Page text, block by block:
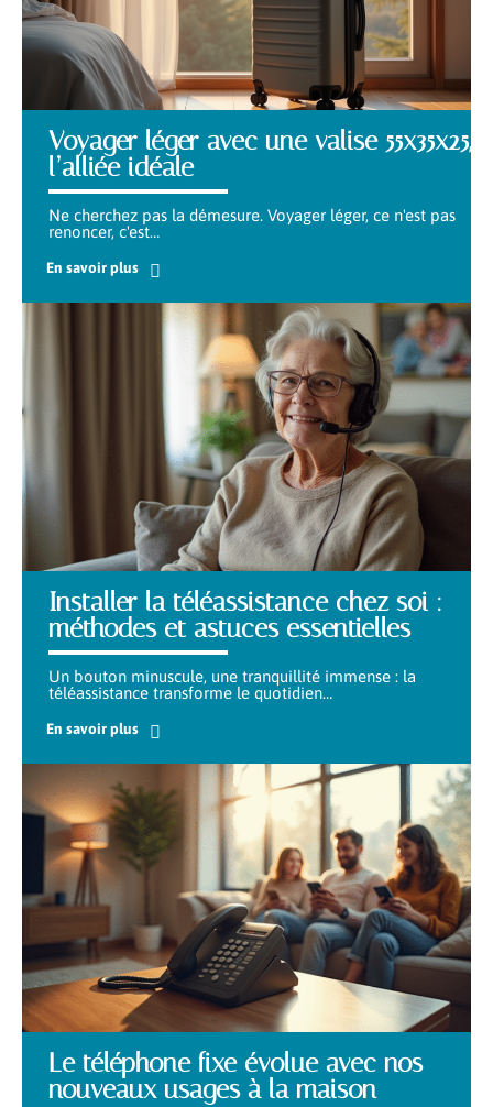
Voyager léger avec une valise 55x35x25,
l’alliée idéale
Ne cherchez pas la démesure. Voyager léger, ce n'est pas
renoncer, c'est…
En savoir plus
Installer la téléassistance chez soi :
méthodes et astuces essentielles
Un bouton minuscule, une tranquillité immense : la
téléassistance transforme le quotidien…
En savoir plus
Le téléphone fixe évolue avec nos
nouveaux usages à la maison